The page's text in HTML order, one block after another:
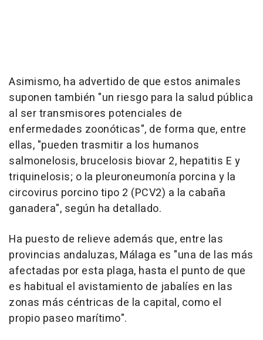
Asimismo, ha advertido de que estos animales
suponen también "un riesgo para la salud pública
al ser transmisores potenciales de
enfermedades zoonóticas", de forma que, entre
ellas, "pueden trasmitir a los humanos
salmonelosis, brucelosis biovar 2, hepatitis E y
triquinelosis; o la pleuroneumonía porcina y la
circovirus porcino tipo 2 (PCV2) a la cabaña
ganadera", según ha detallado.
Ha puesto de relieve además que, entre las
provincias andaluzas, Málaga es "una de las más
afectadas por esta plaga, hasta el punto de que
es habitual el avistamiento de jabalíes en las
zonas más céntricas de la capital, como el
propio paseo marítimo".